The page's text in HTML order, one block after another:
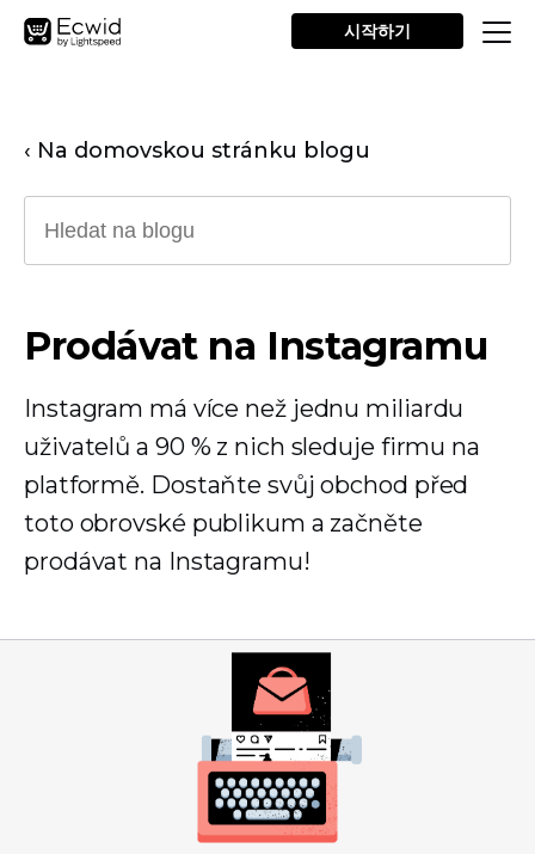
시작하기
‹ Na domovskou stránku blogu
Prodávat na Instagramu
Instagram má více než jednu miliardu
uživatelů a 90 % z nich sleduje firmu na
platformě. Dostaňte svůj obchod před
toto obrovské publikum a začněte
prodávat na Instagramu!